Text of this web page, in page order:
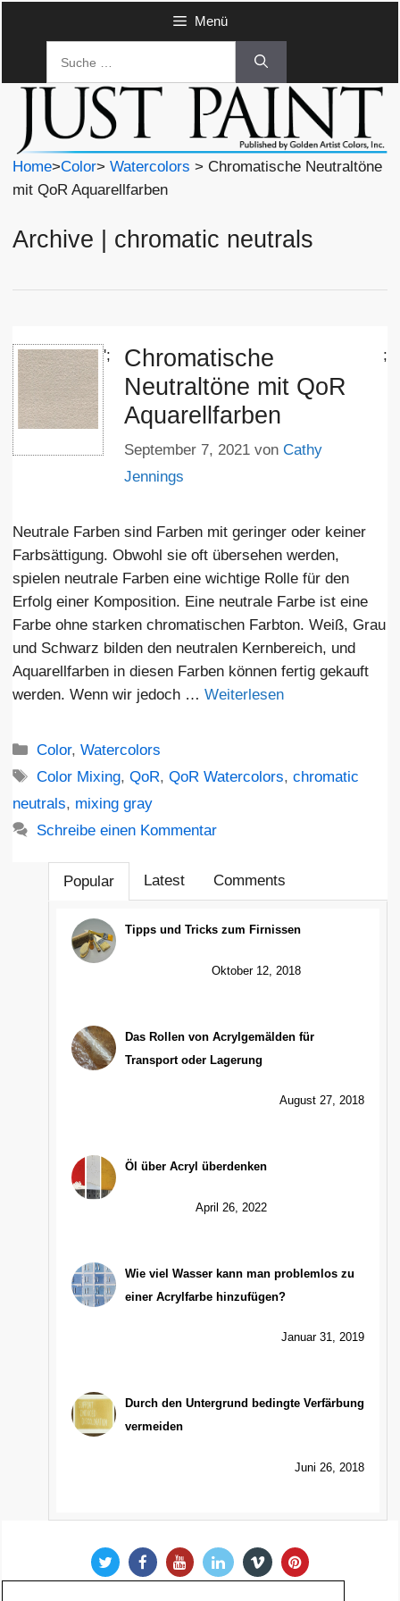
Menü
Home>Color> Watercolors > Chromatische Neutraltöne
mit QoR Aquarellfarben
Archive | chromatic neutrals
';
Chromatische
Neutraltöne mit QoR
Aquarellfarben
September 7, 2021 von Cathy
Jennings
;
Neutrale Farben sind Farben mit geringer oder keiner
Farbsättigung. Obwohl sie oft übersehen werden,
spielen neutrale Farben eine wichtige Rolle für den
Erfolg einer Komposition. Eine neutrale Farbe ist eine
Farbe ohne starken chromatischen Farbton. Weiß, Grau
und Schwarz bilden den neutralen Kernbereich, und
Aquarellfarben in diesen Farben können fertig gekauft
werden. Wenn wir jedoch … Weiterlesen
Kategorien
Color,Watercolors
Schlagwörter
Color Mixing,QoR,QoR Watercolors,chromatic
neutrals, mixing gray
Schreibe einen Kommentar
Popular Latest Comments
Tipps und Tricks zum Firnissen
Oktober 12, 2018
Das Rollen von Acrylgemälden für
Transport oder Lagerung
August 27, 2018
Öl über Acryl überdenken
April 26, 2022
Wie viel Wasser kann man problemlos zu
einer Acrylfarbe hinzufügen?
Januar 31, 2019
Durch den Untergrund bedingte Verfärbung
vermeiden
Juni 26, 2018